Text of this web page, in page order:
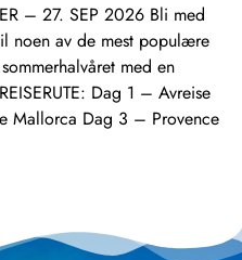
– 27. SEP 2026 Bli med
noen av de mest populære
med en
Dag 1 – Avreise
Mallorca Dag 3 – Provence